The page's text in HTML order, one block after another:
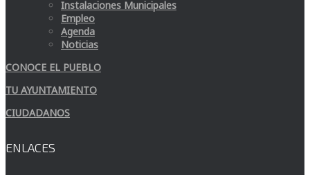
Instalaciones Municipales
Empleo
Agenda
Noticias
CONOCE EL PUEBLO
TU AYUNTAMIENTO
CIUDADANOS
ENLACES